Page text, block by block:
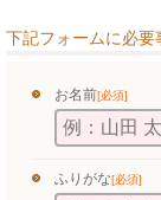
下記フォームに必要
お名前[必須]
ふりがな[必須]